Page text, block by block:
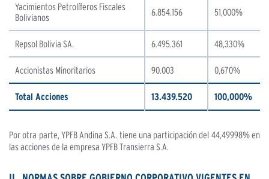
Yacimientos Petrolíferos Fiscales
Bolivianos
6.854.156 51,000%
Repsol Bolivia SA. 6.495.361 48,330%
Accionistas Minoritarios 90.003 0,670%
Total Acciones 13.439.520 100,000%
Por otra parte, YPFB Andina S.A. tiene una participación del 44,49998% en
las acciones de la empresa YPFB Transierra S.A.